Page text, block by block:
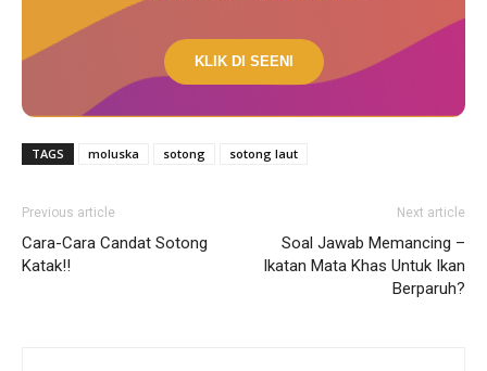
KLIK DI SEENI
TAGS moluska sotong sotong laut
Previous article
Cara-Cara Candat Sotong
Katak!!
Next article
Soal Jawab Memancing –
Ikatan Mata Khas Untuk Ikan
Berparuh?